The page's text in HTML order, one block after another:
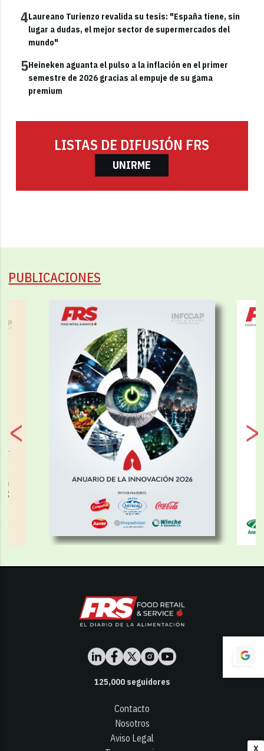
X
4Laureano Turienzo revalida su tesis: "España tiene, sin
lugar a dudas, el mejor sector de supermercados del
mundo"
5Heineken aguanta el pulso a la inflación en el primer
semestre de 2026 gracias al empuje de su gama
premium
LISTAS DE DIFUSIÓN FRS
UNIRME
PUBLICACIONES
125,000seguidores
Contacto
Nosotros
Aviso Legal